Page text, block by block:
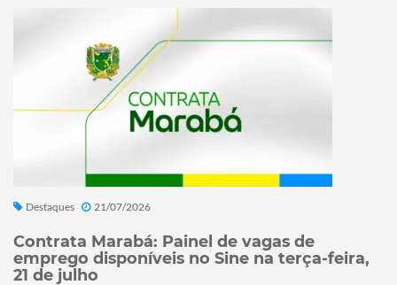
Destaques 21/07/2026
Contrata Marabá: Painel de vagas de
emprego disponíveis no Sine na terça-feira,
21 de julho